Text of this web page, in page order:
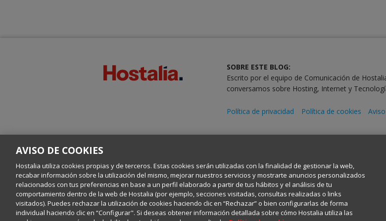
SOBRE ESTE BLOG:
Escrito por el equipo de Comunicación de
conversamos sobre Hosting, Internet y
Política de privacidad Política de cookies
Todos los Derechos Reservados
AVISO DE COOKIES
Hostalia utiliza cookies propias y de terceros. Estas cookies serán utilizadas con la finalidad de gestionar la web,
recabar información sobre la utilización del mismo, mejorar nuestros servicios y mostrarte anuncios personalizados
relacionados con tus preferencias en base a un perfil elaborado a partir de tus hábitos y el análisis de tu
comportamiento dentro de la web de Hostalia (por ejemplo, secciones visitadas, consultas realizadas o links
visitados). Puedes rechazar la utilización de cookies haciendo clic en “Rechazar” o bien configurarlas de forma
individual haciendo clic en “Configurar". Si deseas obtener información detallada sobre cómo Hostalia utiliza las